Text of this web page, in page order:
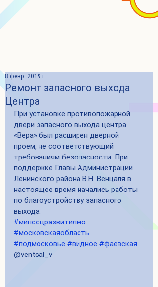
Ремонт запасного выхода
Центра
8 февр. 2019 г.
При установке противопожарной
двери запасного выхода центра
«Вера» был расширен дверной
проем, не соответствующий
требованиям безопасности. При
поддержке Главы Администрации
Ленинского района В.Н. Венцаля в
настоящее время начались работы
по благоустройству запасного
выхода.
#минсоцразвитиямо
#московскаяобласть
#подмосковье #видное #фаевская
@ventsal_v